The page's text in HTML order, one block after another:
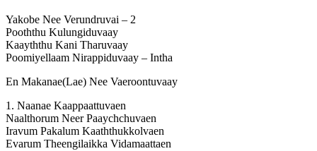
Yakobe Nee Verundruvai – 2
Pooththu Kulungiduvaay
Kaayththu Kani Tharuvaay
Poomiyellaam Nirappiduvaay – Intha
En Makanae(Lae) Nee Vaeroontuvaay
1. Naanae Kaappaattuvaen
Naalthorum Neer Paaychchuvaen
Iravum Pakalum Kaaththukkolvaen
Evarum Theengilaikka Vidamaattaen